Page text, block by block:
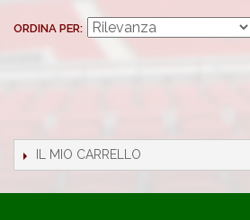
ORDINA PER
IL MIO CARRELLO